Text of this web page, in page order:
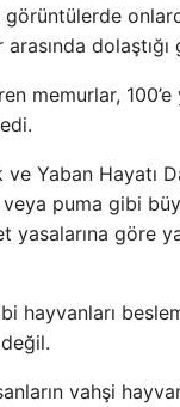
görüntülerde
dolaştığı
memurlar, 100’e
ve Yaban Hayatı
puma gibi
yasalarına göre
hayvanları
değil.
vahşi